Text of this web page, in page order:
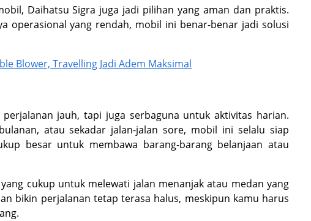
Daihatsu Sigra juga jadi pilihan yang aman dan praktis.
operasional yang rendah, mobil ini benar-benar jadi solusi
Blower, Travelling Jadi Adem Maksimal
jauh, tapi juga serbaguna untuk aktivitas harian.
atau sekadar jalan-jalan sore, mobil ini selalu siap
besar untuk membawa barang-barang belanjaan atau
cukup untuk melewati jalan menanjak atau medan yang
bikin perjalanan tetap terasa halus, meskipun kamu harus